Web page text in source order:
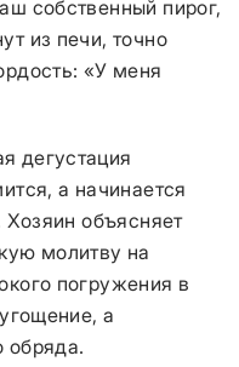
собственный пирог,
из печи, точно
«У меня
дегустация
а начинается
Хозяин объясняет
молитву на
погружения в
а
обряда.